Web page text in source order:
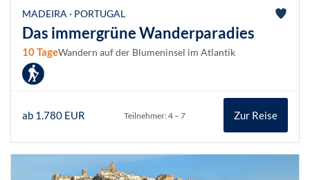
MADEIRA · PORTUGAL
Das immergrüne Wanderparadies
10 TageWandern auf der Blumeninsel im Atlantik
ab 1.780 EUR Teilnehmer: 4 – 7 Zur Reise